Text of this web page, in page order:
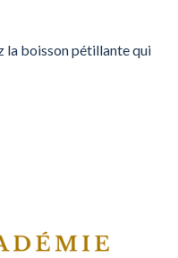
la boisson pétillante qui